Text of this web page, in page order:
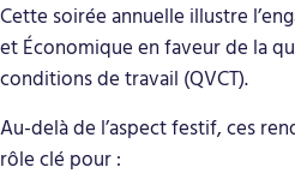
Cette soirée annuelle illustre
et Économique en faveur de la
conditions de travail (QVCT).
Au-delà de l’aspect festif, ces
rôle clé pour :